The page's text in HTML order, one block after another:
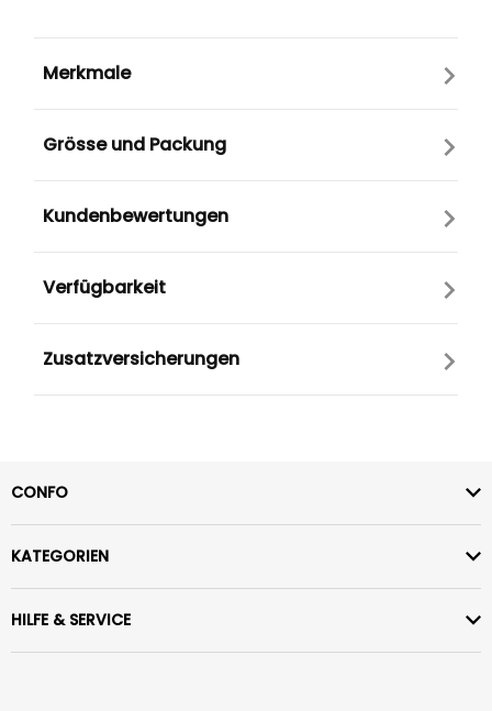
Merkmale
Grösse und Packung
Kundenbewertungen
Verfügbarkeit
Zusatzversicherungen
CONFO
KATEGORIEN
HILFE & SERVICE